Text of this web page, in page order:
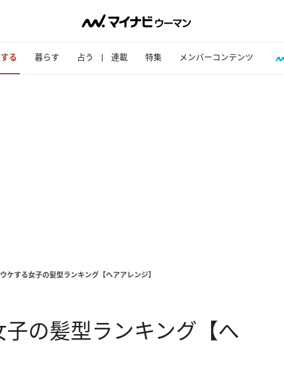
る 暮らす 占う 連載 特集 メンバーコンテンツ
ケする女子の髪型ランキング【へアアレンジ】
の髪型ランキング【へ